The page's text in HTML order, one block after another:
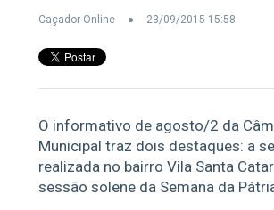
Caçador Online 23/09/2015 15:58
O informativo de agosto/2 da
Municipal traz dois destaques: a
realizada no bairro Vila Santa
sessão solene da Semana da